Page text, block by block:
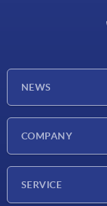
NEWS
COMPANY
SERVICE